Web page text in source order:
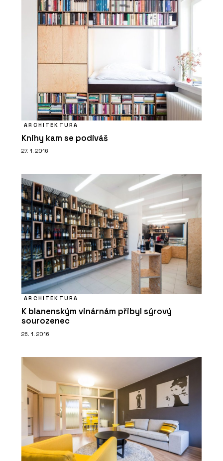
Patina Original NXT
ČLÁNKY
Černá školka v borovém háji. V obci
Vědomice mají trochu jinou mateřskou
PRODUKTY
Vláknocementová deska Swisspearl
Carat
PRODUKTY
Profilovaná vláknocementová střešní
krytina Swisspearl
ARCHITEKTURA
Knihy kam se podíváš
27. 1. 2016
ARCHITEKTURA
K blanenským vinárnám přibyl sýrový
sourozenec
26. 1. 2016